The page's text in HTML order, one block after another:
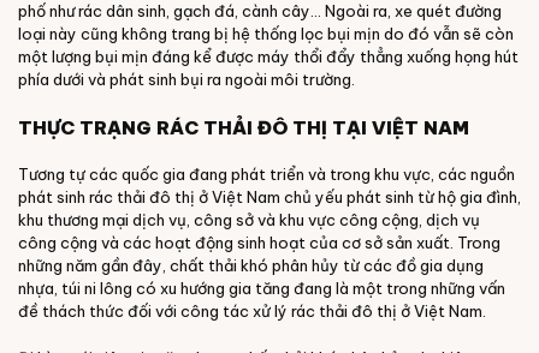
phố như rác dân sinh, gạch đá, cành cây... Ngoài ra, xe quét đường
loại này cũng không trang bị hệ thống lọc bụi mịn do đó vẫn sẽ còn
một lượng bụi mịn đáng kể được máy thổi đẩy thẳng xuống họng hút
phía dưới và phát sinh bụi ra ngoài môi trường.
THỰC TRẠNG RÁC THẢI ĐÔ THỊ TẠI VIỆT NAM
Tương tự các quốc gia đang phát triển và trong khu vực, các nguồn
phát sinh rác thải đô thị ở Việt Nam chủ yếu phát sinh từ hộ gia đình,
khu thương mại dịch vụ, công sở và khu vực công cộng, dịch vụ
công cộng và các hoạt động sinh hoạt của cơ sở sản xuất. Trong
những năm gần đây, chất thải khó phân hủy từ các đồ gia dụng
nhựa, túi ni lông có xu hướng gia tăng đang là một trong những vấn
đề thách thức đối với công tác xử lý rác thải đô thị ở Việt Nam.